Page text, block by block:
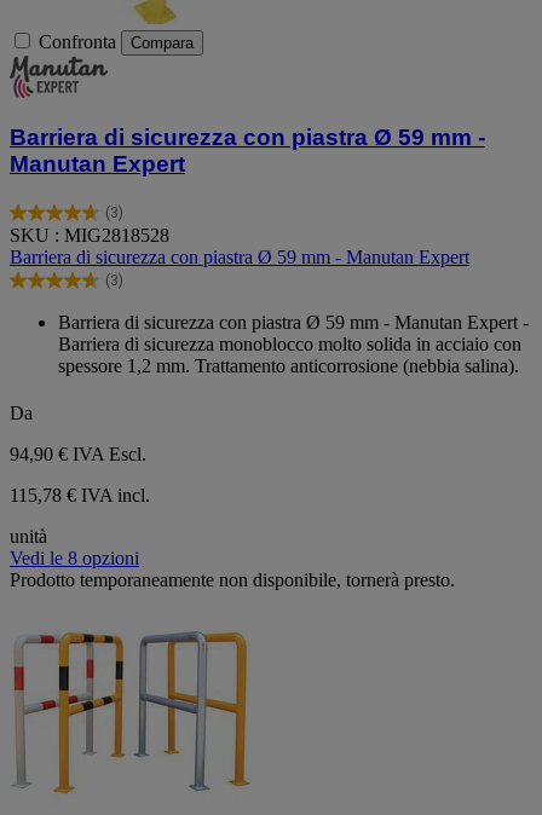
Confronta Compara
Barriera di sicurezza con piastra Ø 59 mm -
Manutan Expert
(3)
4.7
su
5
stelle.
recensioni
SKU : MIG2818528
Barriera di sicurezza con piastra Ø 59 mm - Manutan Expert
(3)
4.7
Barriera di sicurezza con piastra Ø 59 mm - Manutan Expert -
Barriera di sicurezza monoblocco molto solida in acciaio con
spessore 1,2 mm. Trattamento anticorrosione (nebbia salina).
Da
94,90 € IVA Escl.
115,78 € IVA incl.
unità
Vedi le 8 opzioni
Prodotto temporaneamente non disponibile, tornerà presto.